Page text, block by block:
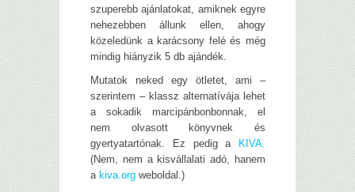
szuperebb ajánlatokat, amiknek egyre
nehezebben állunk ellen, ahogy
közeledünk a karácsony felé és még
mindig hiányzik 5 db ajándék.
Mutatok neked egy ötletet, ami –
szerintem – klassz alternatívája lehet
a sokadik marcipánbonbonnak, el
nem olvasott könyvnek és
gyertyatartónak. Ez pedig a
KIVA.
(Nem, nem a kisvállalati adó, hanem
a kiva.org weboldal.)